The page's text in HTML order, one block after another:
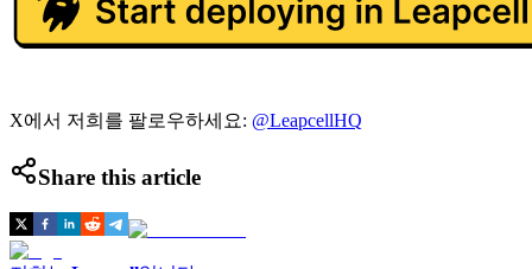
X에서 저희를 팔로우하세요: @LeapcellHQ
Share this article